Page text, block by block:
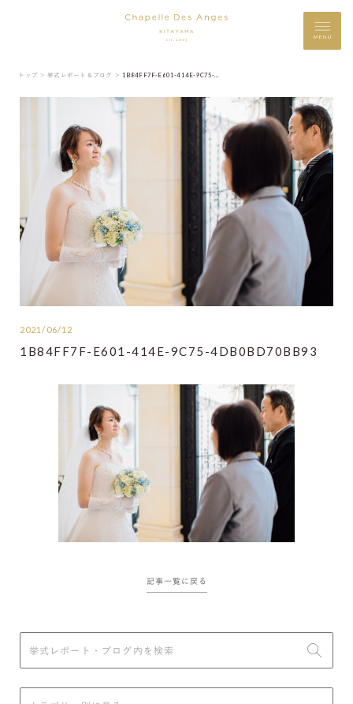
MENU
トップ ＞ 挙式レポート＆ブログ ＞
2021/06/12
1B84FF7F-E601-414E-9C75-4DB0BD70BB93
記事一覧に戻る